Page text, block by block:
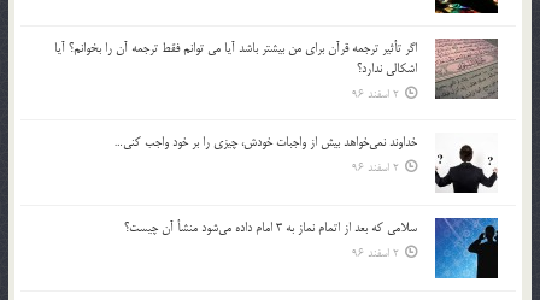
اگر تأثير ترجمه قرآن براي من بيشتر باشد آيا مي توانم فقط ترجمه آن را بخوانم؟ آيا
اشكالي ندارد؟
2 اسفند 96
خداوند نمي‌خواهد بيش از واجبات خودش، چيزي را بر خود واجب كني…
2 اسفند 96
سلامي كه بعد از اتمام نماز به 3 امام داده مي‌شود منشأ آن چيست؟
2 اسفند 96